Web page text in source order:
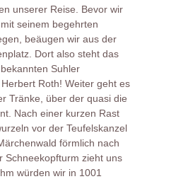
unserer Reise. Bevor wir
seinem begehrten
beäugen wir aus der
Dort also steht das
Suhler
Roth! Weiter geht es
Tränke, über der quasi die
Nach einer kurzen Rast
vor der Teufelskanzel
förmlich nach
Schneekopfturm zieht uns
würden wir in 1001